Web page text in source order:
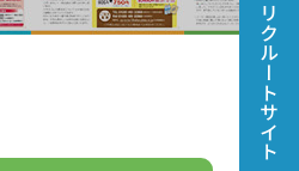
リクルートサイト